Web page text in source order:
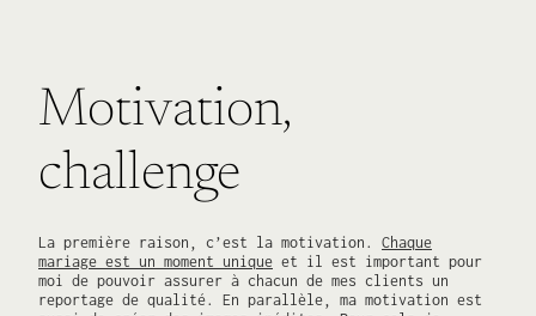
Motivation,
challenge
La première raison, c’est la motivation. Chaque
mariage est un moment unique et il est important pour
moi de pouvoir assurer à chacun de mes clients un
reportage de qualité. En parallèle, ma motivation est